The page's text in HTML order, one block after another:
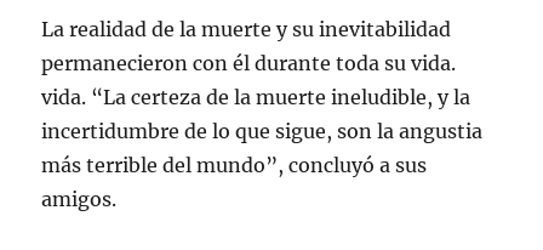
La realidad de la muerte y su inevitabilidad
permanecieron con él durante toda su vida.
vida. “La certeza de la muerte ineludible, y la
incertidumbre de lo que sigue, son la angustia
más terrible del mundo”, concluyó a sus
amigos.